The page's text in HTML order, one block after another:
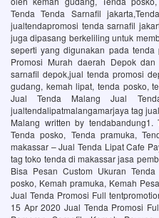
Tenda Tenda Sarnafil
jualtendapromosi tenda sarnafil
juga dipasang berkeliling untuk
seperti yang digunakan pada
Promosi Murah daerah Depok
sarnafil depok,jual tenda promosi
gudang, kemah lipat, tenda posko,
Jual Tenda Malang Jual
jualtendalipatmalangamarjaya tag
Malang written by
Tenda posko, Tenda pramuka,
makassar – Jual Tenda Lipat Cafe
tag toko tenda di makassar jasa
Bisa Pesan Custom Ukuran
posko, Kemah pramuka, Kemah
Jual Tenda Promosi Full
15 Apr 2020 Jual Tenda Promosi